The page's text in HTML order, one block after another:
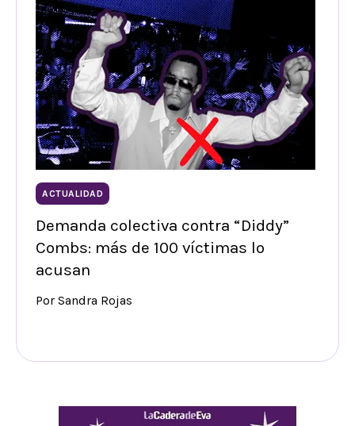
ACTUALIDAD
Demanda colectiva contra “Diddy”
Combs: más de 100 víctimas lo
acusan
Por Sandra Rojas